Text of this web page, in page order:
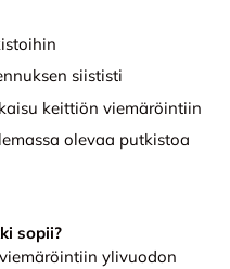
siististi
keittiön viemäröintiin
olevaa putkistoa
sopii?
ylivuodon